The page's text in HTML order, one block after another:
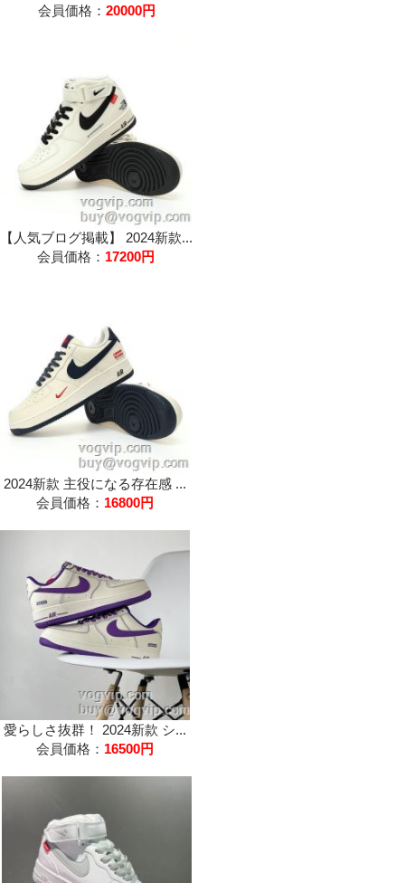
会員価格： 20000円
【人気ブログ掲載】 2024新款...
会員価格： 17200円
2024新款 主役になる存在感 ...
会員価格： 16800円
愛らしさ抜群！ 2024新款 シ...
会員価格： 16500円